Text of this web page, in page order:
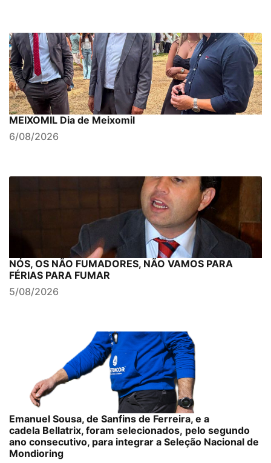
MEIXOMIL Dia de Meixomil
6/08/2026
NÓS, OS NÃO FUMADORES, NÃO VAMOS PARA
FÉRIAS PARA FUMAR
5/08/2026
Emanuel Sousa, de Sanfins de Ferreira, e a
cadela Bellatrix, foram selecionados, pelo segundo
ano consecutivo, para integrar a Seleção Nacional de
Mondioring